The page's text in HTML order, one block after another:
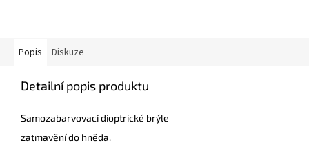
Popis Diskuze
Detailní popis produktu
Samozabarvovací dioptrické brýle -
zatmavění do hněda.